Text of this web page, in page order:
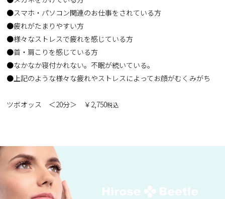
●スマホ・パソコン関連のお仕事をされている方
●疲れがたまりやすい方
●様々なストレスで疲れを感じている方
●首・肩こりを感じている方
●なかなか寝付かれない。不眠が続いている。
●上記のような様々な疲れやストレスによってお顔がむくみがち
ツボオッス ＜20分＞ ￥2,750税込